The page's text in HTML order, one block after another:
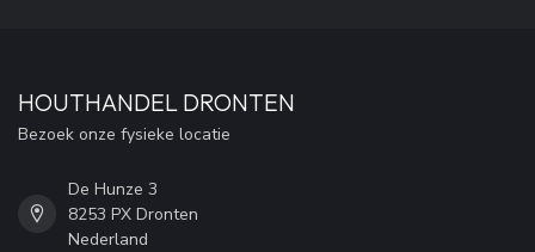
HOUTHANDEL DRONTEN
Bezoek onze fysieke locatie
De Hunze 3
8253 PX Dronten
Nederland